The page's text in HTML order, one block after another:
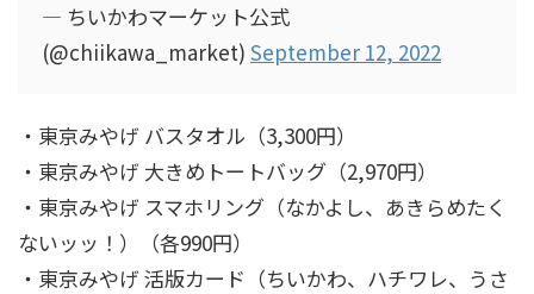
— ちいかわマーケット公式
(@chiikawa_market) September 12, 2022
・東京みやげ バスタオル（3,300円）
・東京みやげ 大きめトートバッグ（2,970円）
・東京みやげ スマホリング（なかよし、あきらめたく
ないッッ！）（各990円）
・東京みやげ 活版カード（ちいかわ、ハチワレ、うさ